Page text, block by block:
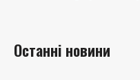
Останні новини